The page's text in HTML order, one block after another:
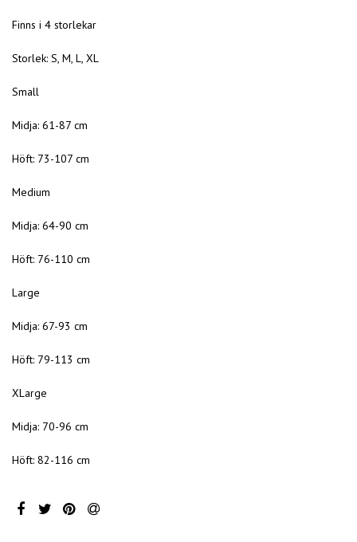
Finns i 4 storlekar
Storlek: S, M, L, XL
Small
Midja: 61-87 cm
Höft: 73-107 cm
Medium
Midja: 64-90 cm
Höft: 76-110 cm
Large
Midja: 67-93 cm
Höft: 79-113 cm
XLarge
Midja: 70-96 cm
Höft: 82-116 cm